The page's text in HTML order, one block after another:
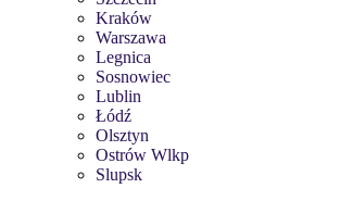
Kraków
Warszawa
Legnica
Sosnowiec
Lublin
Łódź
Olsztyn
Ostrów Wlkp
Slupsk